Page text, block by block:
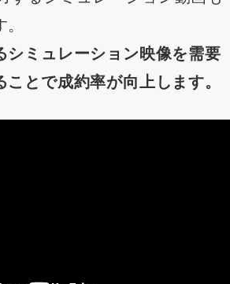
シミュレーション映像を需要
とで成約率が向上します。